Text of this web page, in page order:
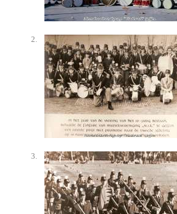
2.
3.